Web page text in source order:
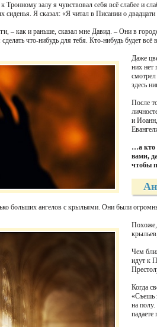
Тронному залу я чувствовал себя всё слабее и
сиденья. Я сказал: «Я читал в Писании о
– как и раньше, сказал мне Давид. – Они в
что-нибудь для тебя. Кто-нибудь будет
Даже
них нет
здесь
После
и
…а кто
вами,
чтобы
больших ангелов с крыльями. Они были
Похоже,
Чем
идут к
Когда
«Съешь
на